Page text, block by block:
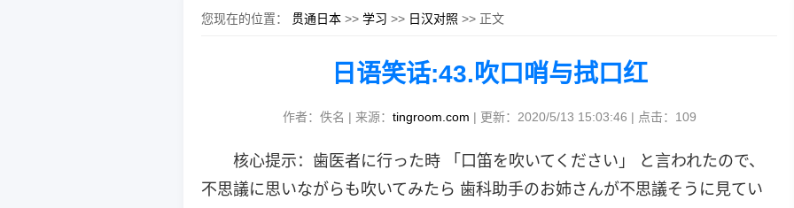
您现在的位置： 贯通日本 >> 学习 >> 日汉对照 >> 正文
日语笑话:43.吹口哨与拭口红
作者：佚名 | 来源： tingroom.com | 更新：2020/5/13 15:03:46 | 点击： 109
核心提示：歯医者に行った時 「口笛を吹いてください」 と言われたので、
不思議に思いながらも吹いてみたら 歯科助手のお姉さんが不思議そうに見てい